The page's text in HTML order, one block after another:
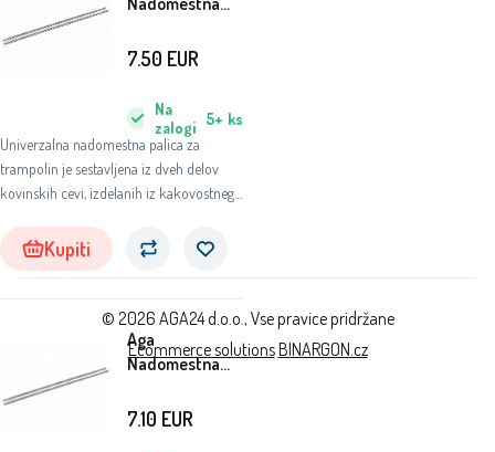
trampolin 2,5
260 cm
Univerzalna nadomestna palica za
trampolin je sestavljena iz dveh delov
kovinskih cevi, izdelanih iz kakovostnega
Na
zalogi 5+ ks
7.50 EUR
Kupiti
Aga
Nadomestna
trampolin 2,5
7.10 EUR
© 2026 AGA24 d.o.o., Vse pravice pridržane
Ecommerce solutionsBINARGON.cz